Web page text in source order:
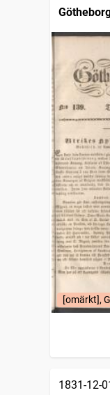
[omärkt],
1831-12-